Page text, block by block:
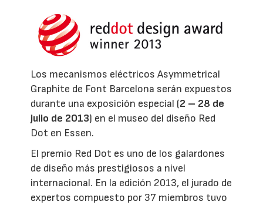
Los mecanismos eléctricos Asymmetrical
Graphite de Font Barcelona serán expuestos
durante una exposición especial (2 – 28 de
julio de 2013) en el museo del diseño Red
Dot en Essen.
El premio Red Dot es uno de los galardones
de diseño más prestigiosos a nivel
internacional. En la edición 2013, el jurado de
expertos compuesto por 37 miembros tuvo